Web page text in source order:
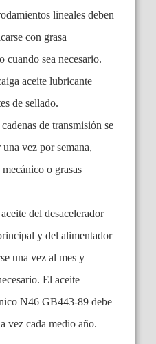
lineales deben
con grasa
cuando sea necesario.
aceite lubricante
de sellado.
de transmisión se
vez por semana,
o grasas
del desacelerador
y del alimentador
una vez al mes y
El aceite
N46 GB443-89 debe
vez cada medio año.